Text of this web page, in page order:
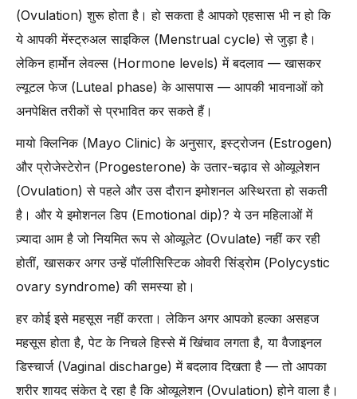
(Ovulation) शुरू होता है। हो सकता है आपको एहसास भी न हो कि
ये आपकी मेंस्ट्रुअल साइकिल (Menstrual cycle) से जुड़ा है।
लेकिन हार्मोन लेवल्स (Hormone levels) में बदलाव — खासकर
ल्यूटल फेज (Luteal phase) के आसपास — आपकी भावनाओं को
अनपेक्षित तरीकों से प्रभावित कर सकते हैं।
मायो क्लिनिक (Mayo Clinic) के अनुसार, इस्ट्रोजन (Estrogen)
और प्रोजेस्टेरोन (Progesterone) के उतार-चढ़ाव से ओव्यूलेशन
(Ovulation) से पहले और उस दौरान इमोशनल अस्थिरता हो सकती
है। और ये इमोशनल डिप (Emotional dip)? ये उन महिलाओं में
ज़्यादा आम है जो नियमित रूप से ओव्यूलेट (Ovulate) नहीं कर रही
होतीं, खासकर अगर उन्हें पॉलीसिस्टिक ओवरी सिंड्रोम (Polycystic
ovary syndrome) की समस्या हो।
हर कोई इसे महसूस नहीं करता। लेकिन अगर आपको हल्का असहज
महसूस होता है, पेट के निचले हिस्से में खिंचाव लगता है, या वैजाइनल
डिस्चार्ज (Vaginal discharge) में बदलाव दिखता है — तो आपका
शरीर शायद संकेत दे रहा है कि ओव्यूलेशन (Ovulation) होने वाला है।